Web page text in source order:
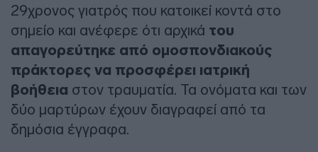
29χρονος γιατρός που κατοικεί κοντά στο
σημείο και ανέφερε ότι αρχικά του
απαγορεύτηκε από ομοσπονδιακούς
πράκτορες να προσφέρει ιατρική
βοήθεια στον τραυματία. Τα ονόματα και των
δύο μαρτύρων έχουν διαγραφεί από τα
δημόσια έγγραφα.